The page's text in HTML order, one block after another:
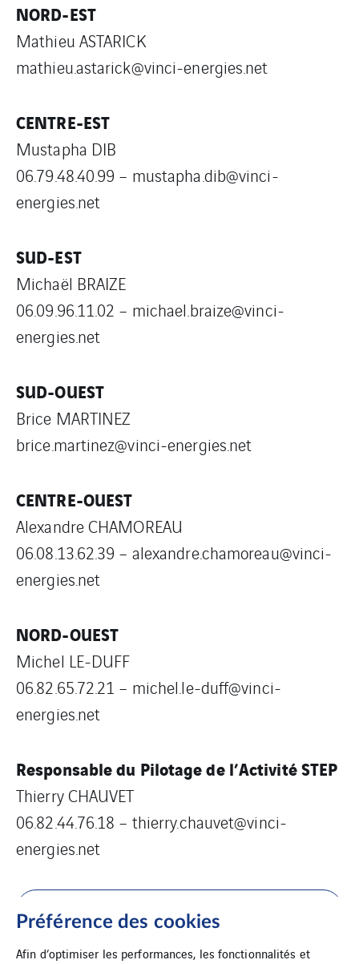
NORD-EST
Mathieu ASTARICK
mathieu.astarick@vinci-energies.net
CENTRE-EST
Mustapha DIB
06.79.48.40.99 – mustapha.dib@vinci-
energies.net
SUD-EST
Michaël BRAIZE
06.09.96.11.02 – michael.braize@vinci-
energies.net
SUD-OUEST
Brice MARTINEZ
brice.martinez@vinci-energies.net
CENTRE-OUEST
Alexandre CHAMOREAU
06.08.13.62.39 – alexandre.chamoreau@vinci-
energies.net
NORD-OUEST
Michel LE-DUFF
06.82.65.72.21 – michel.le-duff@vinci-
energies.net
Responsable du Pilotage de l’Activité STEP
Thierry CHAUVET
06.82.44.76.18 – thierry.chauvet@vinci-
energies.net
Téléchargez la plaquette STEP
Préférence des cookies
Afin d’optimiser les performances, les fonctionnalités et